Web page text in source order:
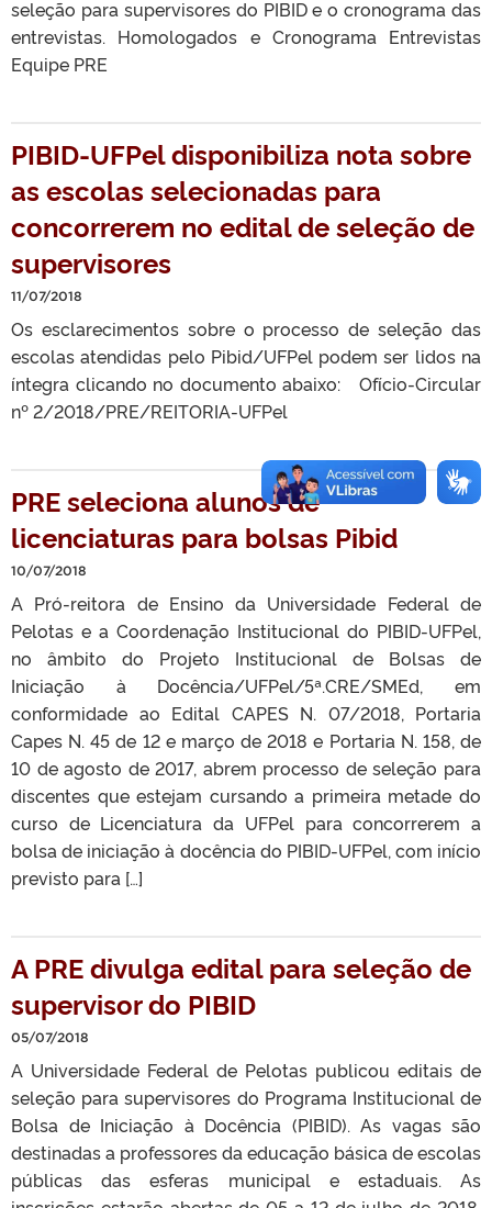
seleção para supervisores do PIBID e o cronograma das
entrevistas. Homologados e Cronograma Entrevistas
Equipe PRE
PIBID-UFPel disponibiliza nota sobre
as escolas selecionadas para
concorrerem no edital de seleção de
supervisores
11/07/2018
Os esclarecimentos sobre o processo de seleção das
escolas atendidas pelo Pibid/UFPel podem ser lidos na
íntegra clicando no documento abaixo: Ofício-Circular
nº 2/2018/PRE/REITORIA-UFPel
PRE seleciona alunos de
licenciaturas para bolsas Pibid
10/07/2018
A Pró-reitora de Ensino da Universidade Federal de
Pelotas e a Coordenação Institucional do PIBID-UFPel,
no âmbito do Projeto Institucional de Bolsas de
Iniciação à Docência/UFPel/5ª.CRE/SMEd, em
conformidade ao Edital CAPES N. 07/2018, Portaria
Capes N. 45 de 12 e março de 2018 e Portaria N. 158, de
10 de agosto de 2017, abrem processo de seleção para
discentes que estejam cursando a primeira metade do
curso de Licenciatura da UFPel para concorrerem a
bolsa de iniciação à docência do PIBID-UFPel, com início
previsto para […]
A PRE divulga edital para seleção de
supervisor do PIBID
05/07/2018
A Universidade Federal de Pelotas publicou editais de
seleção para supervisores do Programa Institucional de
Bolsa de Iniciação à Docência (PIBID). As vagas são
destinadas a professores da educação básica de escolas
públicas das esferas municipal e estaduais. As